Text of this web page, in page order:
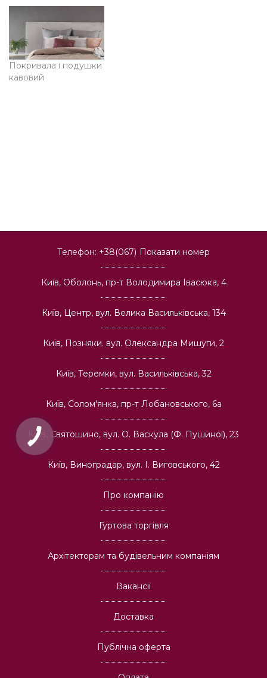
Покривала і подушки
кавовий
Телефон: +38(067) Показати номер
Київ, Оболонь, пр-т Володимира Івасюка, 4
Київ, Центр, вул. Велика Васильківська, 134
Київ, Позняки. вул. Олександра Мишуги, 2
Київ, Теремки, вул. Васильківська, 32
Київ, Солом'янка, пр-т Лобановського, 6а
Київ, Святошино, вул. О. Васкула (Ф. Пушиної), 23
Київ, Виноградар, вул. І. Виговського, 42
Про компанію
Гуртова торгівля
Архітекторам та будівельним компаніям
Вакансії
Доставка
Публічна оферта